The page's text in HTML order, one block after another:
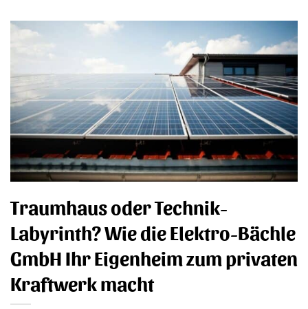
Traumhaus oder Technik-
Labyrinth? Wie die Elektro-Bächle
GmbH Ihr Eigenheim zum privaten
Kraftwerk macht